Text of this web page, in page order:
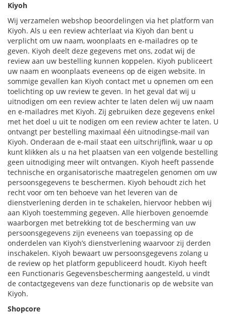
Kiyoh
Wij verzamelen webshop beoordelingen via het platform van
Kiyoh. Als u een review achterlaat via Kiyoh dan bent u
verplicht om uw naam, woonplaats en e-mailadres op te
geven. Kiyoh deelt deze gegevens met ons, zodat wij de
review aan uw bestelling kunnen koppelen. Kiyoh publiceert
uw naam en woonplaats eveneens op de eigen website. In
sommige gevallen kan Kiyoh contact met u opnemen om een
toelichting op uw review te geven. In het geval dat wij u
uitnodigen om een review achter te laten delen wij uw naam
en e-mailadres met Kiyoh. Zij gebruiken deze gegevens enkel
met het doel u uit te nodigen om een review achter te laten. U
ontvangt per bestelling maximaal één uitnodingse-mail van
Kiyoh. Onderaan de e-mail staat een uitschrijflink, waar u op
kunt klikken als u na het plaatsen van een volgende bestelling
geen uitnodiging meer wilt ontvangen. Kiyoh heeft passende
technische en organisatorische maatregelen genomen om uw
persoonsgegevens te beschermen. Kiyoh behoudt zich het
recht voor om ten behoeve van het leveren van de
dienstverlening derden in te schakelen, hiervoor hebben wij
aan Kiyoh toestemming gegeven. Alle hierboven genoemde
waarborgen met betrekking tot de bescherming van uw
persoonsgegevens zijn eveneens van toepassing op de
onderdelen van Kiyoh’s dienstverlening waarvoor zij derden
inschakelen. Kiyoh bewaart uw persoonsgegevens zolang u
de review op het platform gepubliceerd houdt. Kiyoh heeft
een Functionaris Gegevensbescherming aangesteld, u vindt
de contactgegevens van deze functionaris op de website van
Kiyoh.
Shopcore